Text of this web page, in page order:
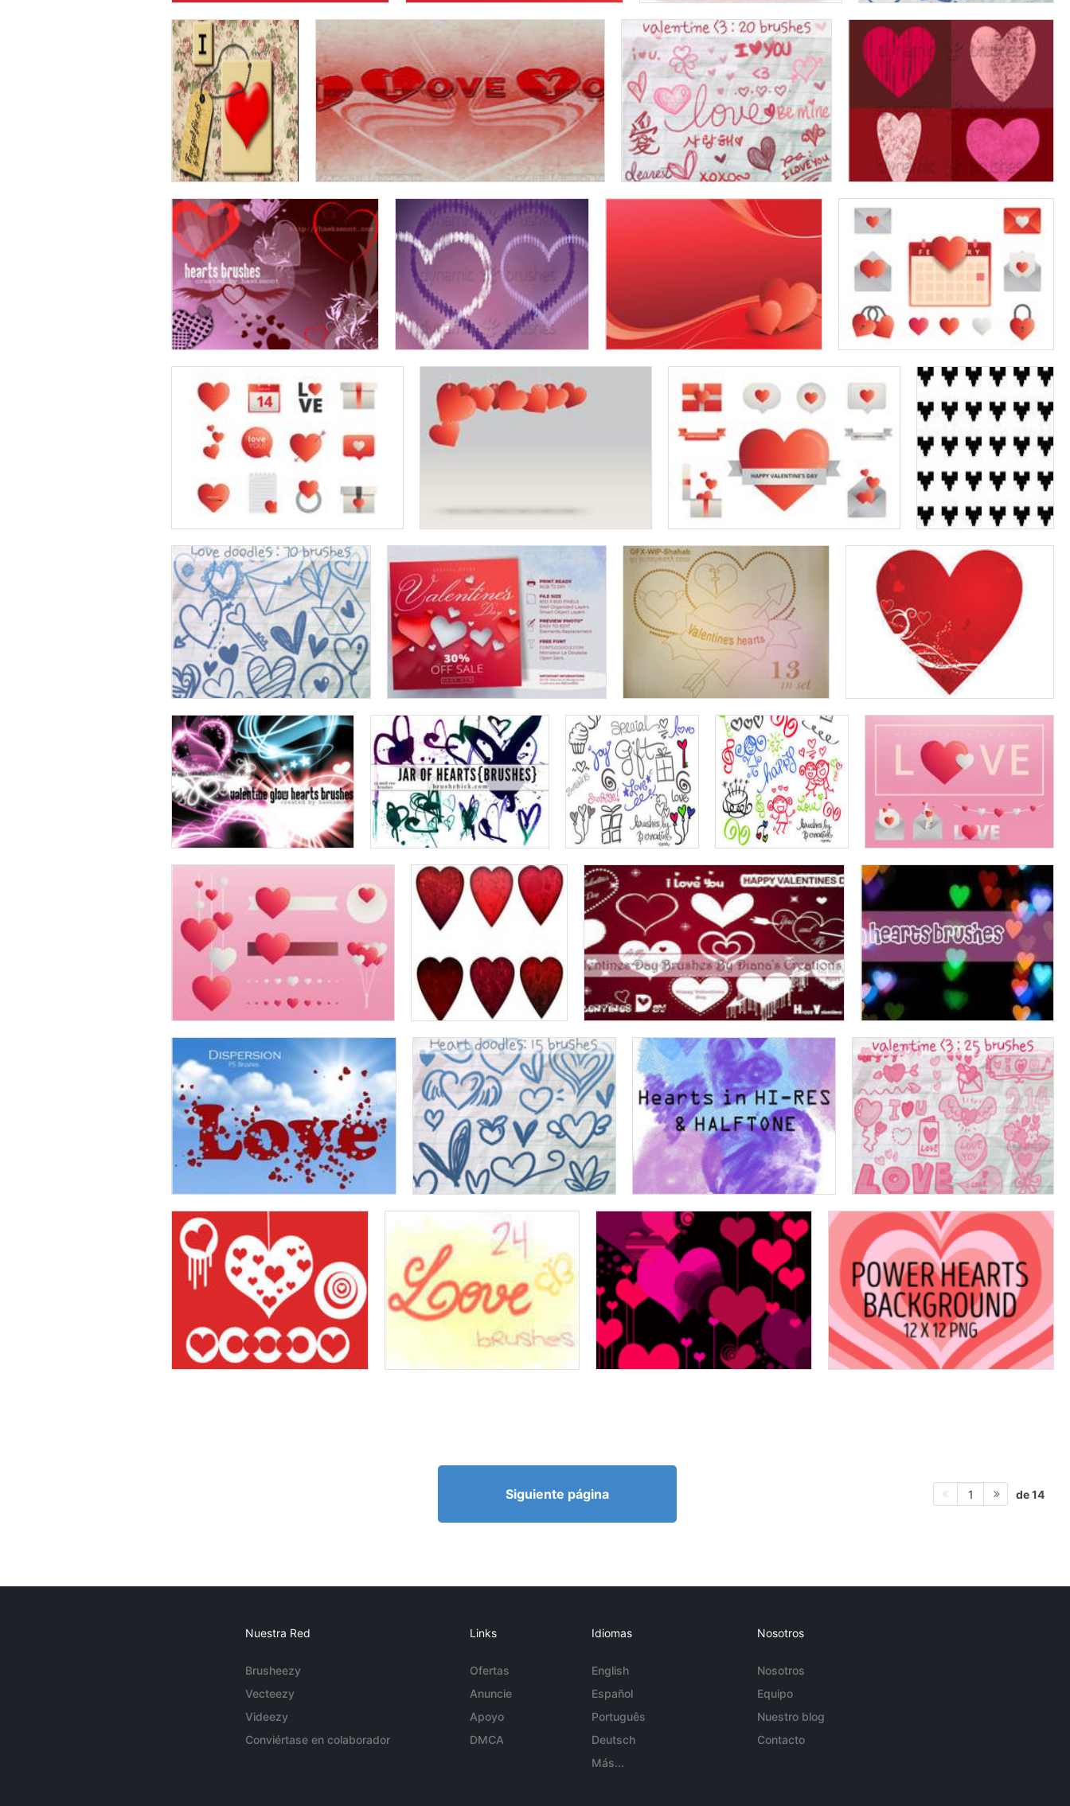
Siguiente página 1 de 14
Nuestra Red
Brusheezy
Vecteezy
Videezy
Conviértase en colaborador
Links
Ofertas
Anuncie
Apoyo
DMCA
Idiomas
English
Español
Português
Deutsch
Más...
Nosotros
Nosotros
Equipo
Nuestro blog
Contacto